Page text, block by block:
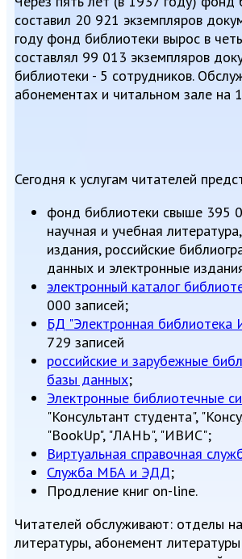
составил 20 921 экземпляров
году фонд библиотеки вырос в
составлял 99 013 экземпляров
библиотеки - 5 сотрудников.
абонементах и читальном зале на
Сегодня к услугам читателей
фонд библиотеки свыше 395
научная и учебная
издания, российские
данных и электронные
электронный каталог
000 записей;
БД "Электронная библиотека
729 записей
российские и зарубежные
базы данных;
Электронные библиотечные
"Консультант студента",
"BookUp", "ЛАНЬ", "ИВИС";
Виртуальная справочная
Служба МБА и ЭДД;
Продление книг on-line.
Читателей обслуживают: отделы
литературы, абонемент